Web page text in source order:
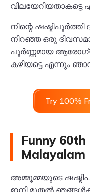
നിന്റെ
നിറഞ്ഞ ഒരു
പൂർണ്ണമായ
കഴിയട്ടെ എന്നും
Try 100%
Funny
Malayalam
അമ്മൂമ്മയുടെ
ഇനി മുതൽ